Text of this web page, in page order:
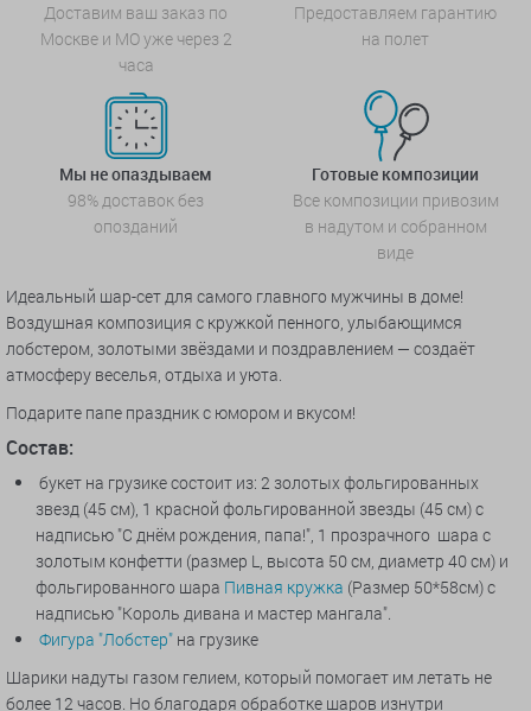
Доставим ваш заказ по
Москве и МО уже через 2
часа
Предоставляем гарантию
на полет
Мы не опаздываем
98% доставок без
опозданий
Готовые композиции
Все композиции привозим
в надутом и собранном
виде
Идеальный шар-сет для самого главного мужчины в доме!
Воздушная композиция с кружкой пенного, улыбающимся
лобстером, золотыми звёздами и поздравлением — создаёт
атмосферу веселья, отдыха и уюта.
Подарите папе праздник с юмором и вкусом!
Состав:
букет на грузике состоит из: 2 золотыхфольгированных
звезд (45 см), 1 красной фольгированной звезды (45 см) с
надписью "С днём рождения, папа!", 1 прозрачного шара с
золотым конфетти (размер L, высота 50 см, диаметр 40 см) и
фольгированного шара Пивная кружка (Размер 50*58см)с
надписью "Король дивана и мастер мангала".
Фигура "Лобстер" на грузике
Шарики надуты газом гелием, который помогает им летать не
более 12 часов. Но благодаря обработке шаров изнутри